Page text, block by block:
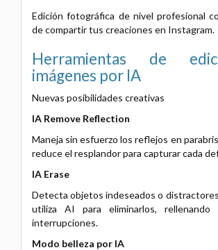
Edición fotográfica de nivel profesional
de compartir tus creaciones en Instagram.
Herramientas de
imágenes por IA
Nuevas posibilidades creativas
IA Remove Reflection
Maneja sin esfuerzo los reflejos en
reduce el resplandor para capturar cada
IA Erase
Detecta objetos indeseados o
utiliza AI para eliminarlos,
interrupciones.
Modo belleza por IA